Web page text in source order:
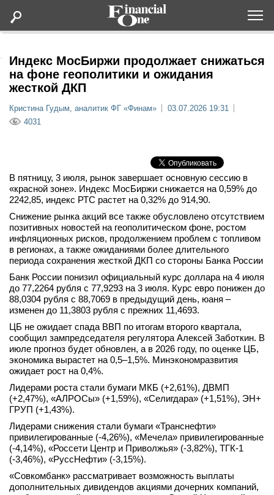
Статьи
Мероприятия
Новости
Интервью
вконтакте
телеграм
Стать автором
Вход
Индекс МосБиржи продолжает снижаться
на фоне геополитики и ожидания
жесткой ДКП
Кристина Гудым, аналитик ФГ «Финам»
03.07.2026 19:31
4031
В пятницу, 3 июля, рынок завершает основную сессию в
«красной зоне». Индекс МосБиржи снижается на 0,59% до
2242,85, индекс РТС растет на 0,32% до 914,90.
Снижение рынка акций все также обусловлено отсутствием
позитивных новостей на геополитическом фоне, ростом
инфляционных рисков, продолжением проблем с топливом
в регионах, а также ожиданиями более длительного
периода сохранения жесткой ДКП со стороны Банка России
Банк России понизил официальный курс доллара на 4 июля
до 77,2264 рубля с 77,9293 на 3 июля. Курс евро понижен до
88,0304 рубля с 88,7069 в предыдущий день, юаня –
изменен до 11,3803 рубля с прежних 11,4693.
ЦБ не ожидает спада ВВП по итогам второго квартала,
сообщил зампредседателя регулятора Алексей Заботкин. В
июле прогноз будет обновлен, а в 2026 году, по оценке ЦБ,
экономика вырастет на 0,5–1,5%. Минэкономразвития
ожидает рост на 0,4%.
Лидерами роста стали бумаги МКБ (+2,61%), ДВМП
(+2,47%), «АЛРОСы» (+1,59%), «Селигдара» (+1,51%), ЭН+
ГРУП (+1,43%).
Лидерами снижения стали бумаги «Транснефти»
привилегированные (-4,26%), «Мечела» привилегированные
(-4,14%), «Россети Центр и Приволжья» (-3,82%), ТГК-1
(-3,46%), «РуссНефти» (-3,15%).
«Совкомбанк» рассматривает возможность выплаты
дополнительных дивидендов акциями дочерних компаний,